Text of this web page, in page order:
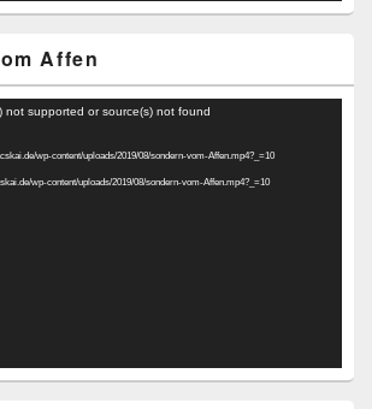
Affen
not supported or source(s) not found
wp-content/uploads/2019/08/sondern-vom-Affen.mp4?_=10
wp-content/uploads/2019/08/sondern-vom-Affen.mp4?_=10